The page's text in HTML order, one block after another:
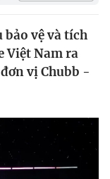
bảo vệ và tích
Việt Nam ra
vị Chubb -